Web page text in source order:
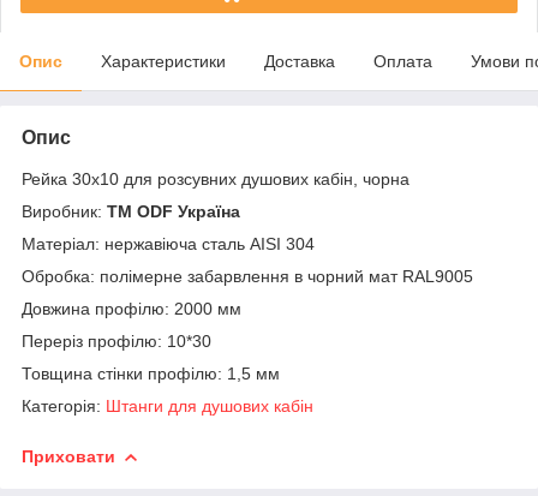
Опис Характеристики Доставка Оплата Умови
Опис
Рейка 30х10 для розсувних душових кабін, чорна
Виробник: ТМ ODF Україна
Матеріал: нержавіюча сталь AISI 304
Обробка: полімерне забарвлення в чорний мат RAL9005
Довжина профілю: 2000 мм
Переріз профілю: 10*30
Товщина стінки профілю: 1,5 мм
Категорія: Штанги для душових кабін
Приховати